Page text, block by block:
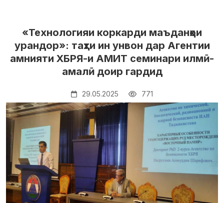
«Технологияи коркарди маъданҳои
урандор»: таҳти ин унвон дар Агентии
амнияти ХБРЯ-и АМИТ семинари илмӣ-
амалӣ доир гардид
29.05.2025 771